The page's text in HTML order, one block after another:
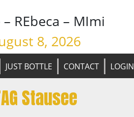
– REbeca – MImi
8, 2026
JUST BOTTLE CONTACT LOGIN
Stausee